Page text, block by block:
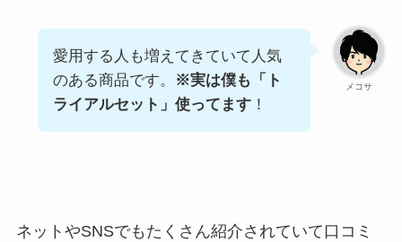
メコサ
愛用する人も増えてきていて人気
のある商品です。
※実は僕も「ト
ライアルセット」使ってます！
ネットやSNSでもたくさん紹介されていて口コミ